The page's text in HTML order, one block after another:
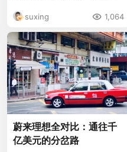
suxing 1,064
蔚来理想全对比：通往千
亿美元的分岔路